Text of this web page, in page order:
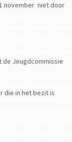
november niet door
de Jeugdcommissie
die in het bezit is